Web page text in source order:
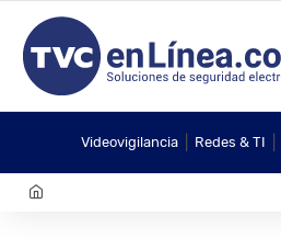
Videovigilancia Redes & TI